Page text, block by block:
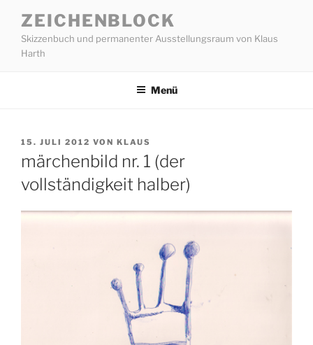
Inhalt
springen
ZEICHENBLOCK
Skizzenbuch und permanenter Ausstellungsraum von Klaus
Harth
Menü
VERÖFFENTLICHT
15. JULI 2012 VON KLAUS
märchenbild nr. 1 (der
vollständigkeit halber)